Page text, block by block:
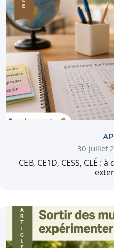
30 juillet
CEB, CE1D, CESS, CLÉ